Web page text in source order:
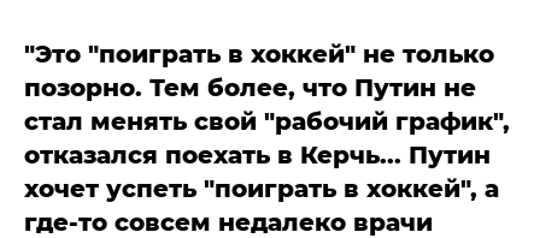
"Это "поиграть в хоккей" не только
позорно. Тем более, что Путин не
стал менять свой "рабочий график",
отказался поехать в Керчь... Путин
хочет успеть "поиграть в хоккей", а
где-то совсем недалеко врачи